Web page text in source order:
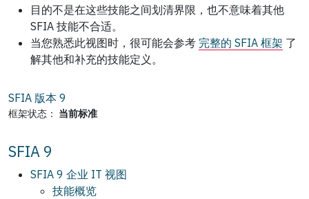
目的不是在这些技能之间划清界限，也不意味着其他
SFIA 技能不合适。
当您熟悉此视图时，很可能会参考 完整的 SFIA 框架 了
解其他和补充的技能定义。
SFIA 版本 9
框架状态： 当前标准
SFIA 9
SFIA 9 企业 IT 视图
技能概览